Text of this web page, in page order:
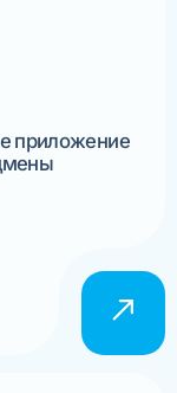
приложение